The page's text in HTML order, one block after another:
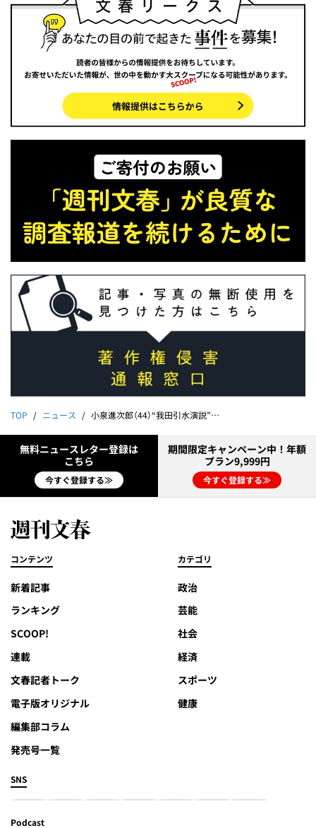
TOP ニュース 小泉進次郎（44）“我田引水演説”に密着した！「候補者よりも自衛隊」「私は備蓄米が大好きであります」
無料ニュースレター登録は
こちら
今すぐ登録する≫
期間限定キャンペーン中！年額
プラン9,999円
今すぐ登録する≫
コンテンツ
新着記事
ランキング
SCOOP!
連載
文春記者トーク
電子版オリジナル
編集部コラム
発売号一覧
カテゴリ
政治
芸能
社会
経済
スポーツ
健康
SNS
Podcast